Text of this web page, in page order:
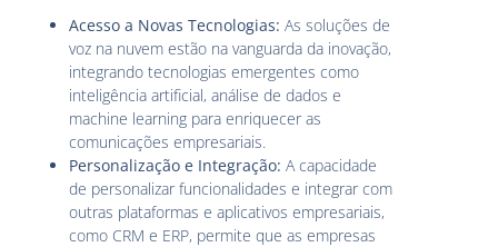
Acesso a Novas Tecnologias: As soluções de
voz na nuvem estão na vanguarda da inovação,
integrando tecnologias emergentes como
inteligência artificial, análise de dados e
machine learning para enriquecer as
comunicações empresariais.
Personalização e Integração: A capacidade
de personalizar funcionalidades e integrar com
outras plataformas e aplicativos empresariais,
como CRM e ERP, permite que as empresas